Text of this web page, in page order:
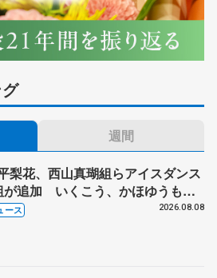
週間
梨花、西山真瑚組らアイスダンス
が追加 いくこう、かほゆうも、
グループ杯
ース 2026.08.08